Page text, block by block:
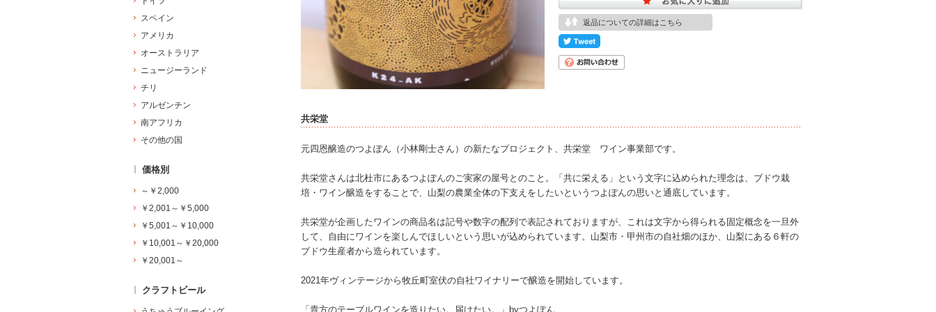
返品についての詳細はこちら
共栄堂
元四恩醸造のつよぽん（小林剛士さん）の新たなプロジェクト、共栄堂 ワイン事業部です。
共栄堂さんは北杜市にあるつよぽんのご実家の屋号とのこと。「共に栄える」という文字に込められた理念は、ブドウ栽
培・ワイン醸造をすることで、山梨の農業全体の下支えをしたいというつよぽんの思いと通底しています。
共栄堂が企画したワインの商品名は記号や数字の配列で表記されておりますが、これは文字から得られる固定概念を一旦外
して、自由にワインを楽しんでほしいという思いが込められています。山梨市・甲州市の自社畑のほか、山梨にある６軒の
ブドウ生産者から造られています。
2021年ヴィンテージから牧丘町室伏の自社ワイナリーで醸造を開始しています。
「貴方のテーブルワインを造りたい。届けたい。」byつよぽん
スペイン
アメリカ
オーストラリア
ニュージーランド
チリ
アルゼンチン
南アフリカ
その他の国
価格別
～￥2,000
￥2,001～￥5,000
￥5,001～￥10,000
￥10,001～￥20,000
￥20,001～
クラフトビール